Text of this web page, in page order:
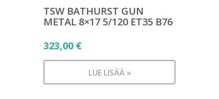
TSW BATHURST GUN
METAL 8×17 5/120 ET35 B76
323,00 €
LUE LISÄÄ »